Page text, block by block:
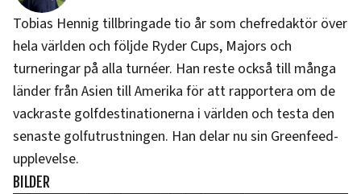
Tobias Hennig tillbringade tio år som chefredaktör över
hela världen och följde Ryder Cups, Majors och
turneringar på alla turnéer. Han reste också till många
länder från Asien till Amerika för att rapportera om de
vackraste golfdestinationerna i världen och testa den
senaste golfutrustningen. Han delar nu sin Greenfeed-
upplevelse.
BILDER